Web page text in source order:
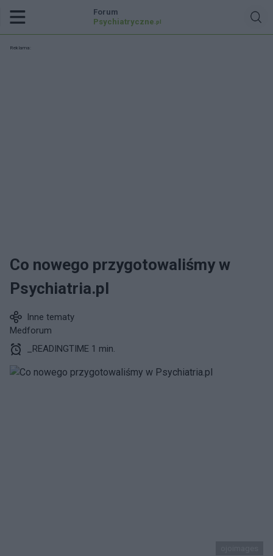
Forum
Psychiatryczne .pl
Reklama:
Co nowego przygotowaliśmy w
Psychiatria.pl
Inne tematy
Medforum
_READINGTIME 1 min.